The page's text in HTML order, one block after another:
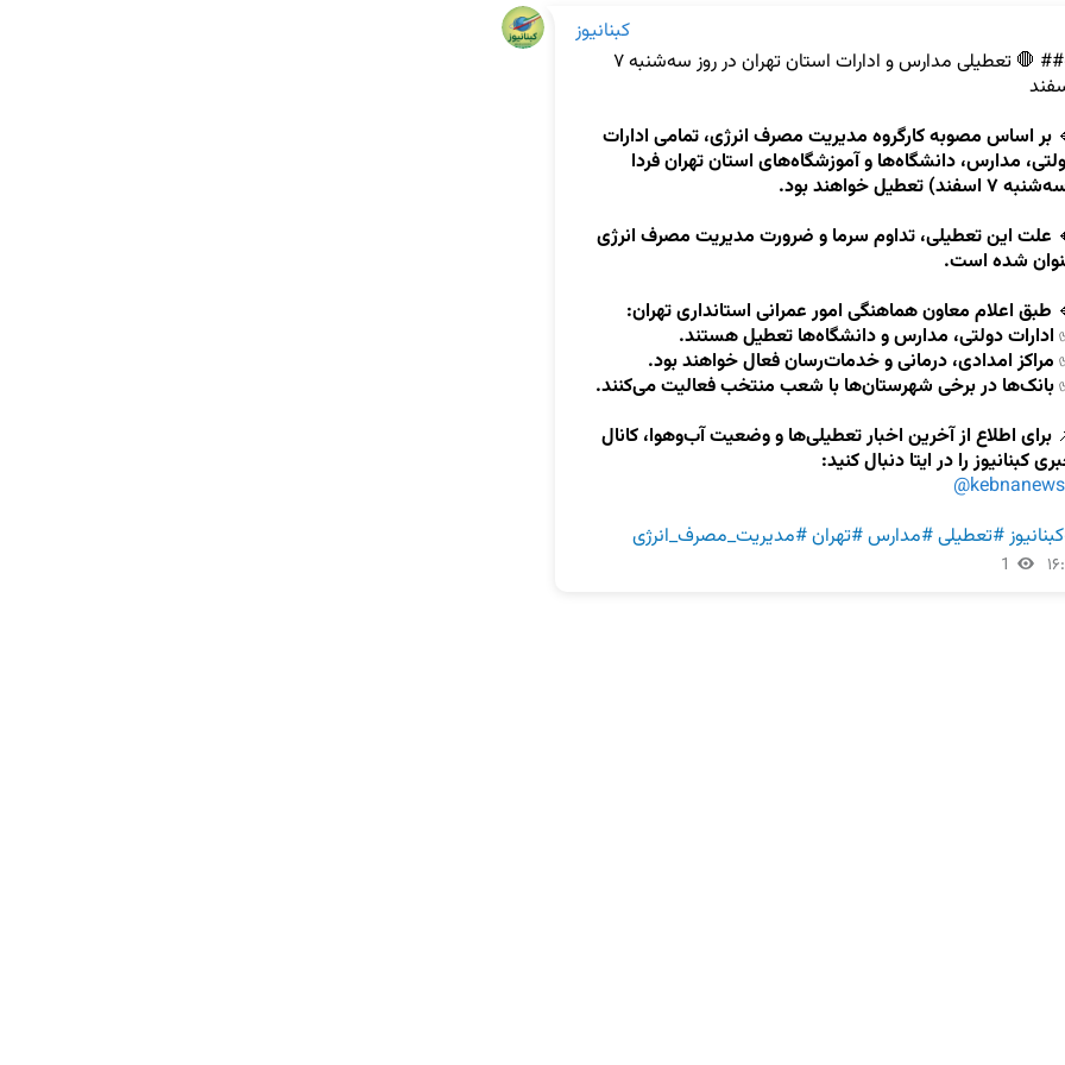
کبنانیوز
تعطیل خواهند بود.
شده است.
طبق اعلام معاون هماهنگی امور عمرانی استانداری تهران:
ادارات دولتی، مدارس و دانشگاه‌ها تعطیل هستند.
مراکز امدادی، درمانی و خدمات‌رسان فعال خواهند بود.
بانک‌ها در برخی شهرستان‌ها با شعب منتخب فعالیت می‌کنند.
کبنانیوز را در ایتا دنبال کنید:
#تعطیلی#مدارس#تهران#مدیریت_مصرف_انرژی
1